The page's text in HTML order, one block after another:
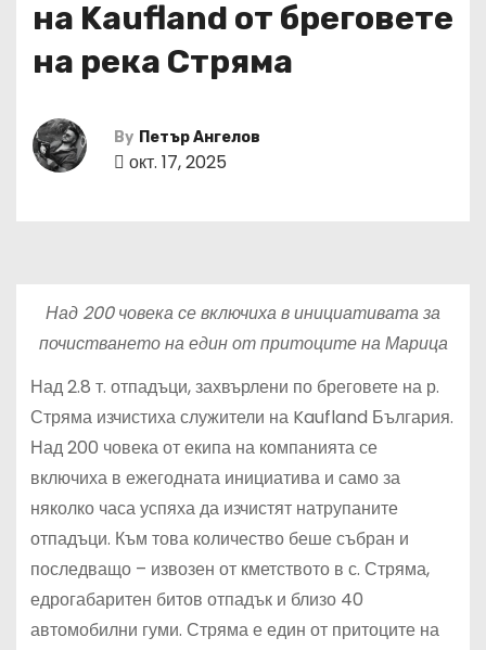
на Kaufland от бреговете
на река Стряма
By Петър Ангелов
окт. 17, 2025
Над 200 човека се включиха в инициативата за
почистването на един от притоците на Марица
Над 2.8 т. отпадъци, захвърлени по бреговете на р.
Стряма изчистиха служители на Kaufland България.
Над 200 човека от екипа на компанията се
включиха в ежегодната инициатива и само за
няколко часа успяха да изчистят натрупаните
отпадъци. Към това количество беше събран и
последващо – извозен от кметството в с. Стряма,
едрогабаритен битов отпадък и близо 40
автомобилни гуми. Стряма е един от притоците на